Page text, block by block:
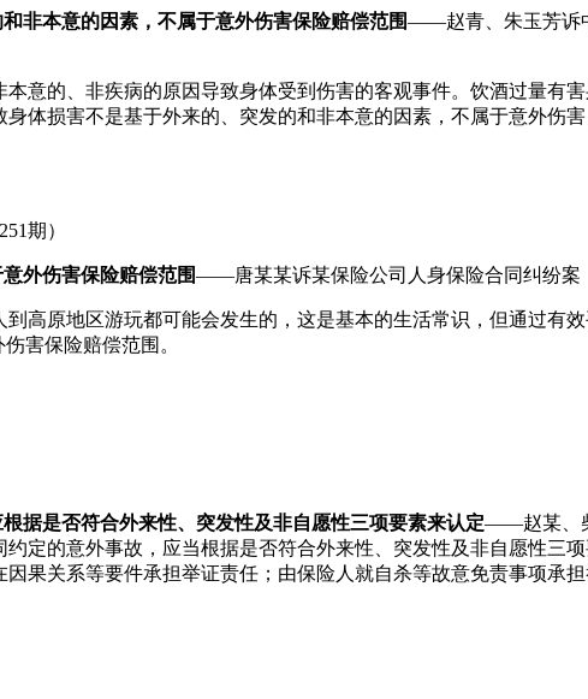
非本意的因素，不属于意外伤害保险赔偿范围——赵青、朱玉芳诉
意的、非疾病的原因导致身体受到伤害的客观事件。饮酒过量有
体损害不是基于外来的、突发的和非本意的因素，不属于意外伤
期）
外伤害保险赔偿范围——唐某某诉某保险公司人身保险合同纠纷案
高原地区游玩都可能会发生的，这是基本的生活常识，但通过有
害保险赔偿范围。
据是否符合外来性、突发性及非自愿性三项要素来认定——赵某、
定的意外事故，应当根据是否符合外来性、突发性及非自愿性三
果关系等要件承担举证责任；由保险人就自杀等故意免责事项承